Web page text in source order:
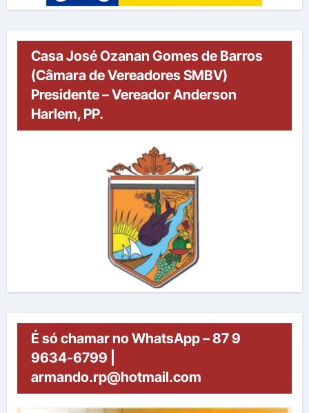
Casa José Ozanan Gomes de Barros
(Câmara de Vereadores SMBV)
Presidente – Vereador Anderson
Harlem, PP.
É só chamar no WhatsApp – 87 9
9634-6799 |
armando.rp@hotmail.com